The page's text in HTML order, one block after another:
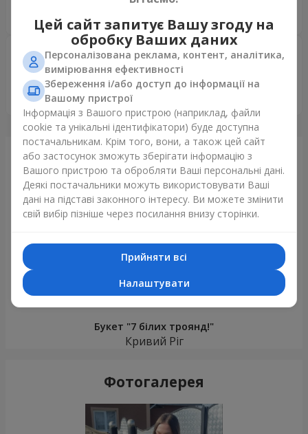
Ірина 18.02.2026
5
Дякую за швидкість і якість! Бажаю якомога більше
вдячних замовників та процвітання!
Залишити відгук
Щойно доставили
Букет "7 білих троянд!"
Кривий Ріг
Фотогалерея
Цей сайт запитує Вашу згоду на
обробку Ваших даних
Персоналізована реклама, контент, аналітика,
вимірювання ефективності
Збереження і/або доступ до інформації на
Вашому пристрої
Інформація з Вашого пристрою (наприклад, файли
cookie та унікальні ідентифікатори) буде доступна
постачальникам. Крім того, вони, а також цей сайт
або застосунок зможуть зберігати інформацію з
Вашого пристрою та обробляти Ваші персональні дані.
Деякі постачальники можуть використовувати Ваші
дані на підставі законного інтересу. Ви можете змінити
свій вибір пізніше через посилання внизу сторінки.
Прийняти всі
Налаштувати